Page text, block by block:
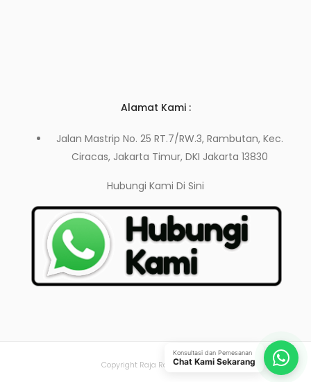
Alamat Kami :
Jalan Mastrip No. 25 RT.7/RW.3, Rambutan, Kec.
Ciracas, Jakarta Timur, DKI Jakarta 13830
Hubungi Kami Di Sini
Copyright Raja Rak Toko 2021
Konsultasi dan Pemesanan
Chat Kami Sekarang